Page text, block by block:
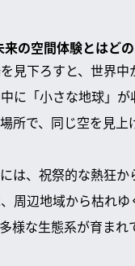
の空間体験とはど
見下ろすと、世界
に「小さな地球」
所で、同じ空を見
は、祝祭的な熱狂
周辺地域から枯れ
様な生態系が育ま